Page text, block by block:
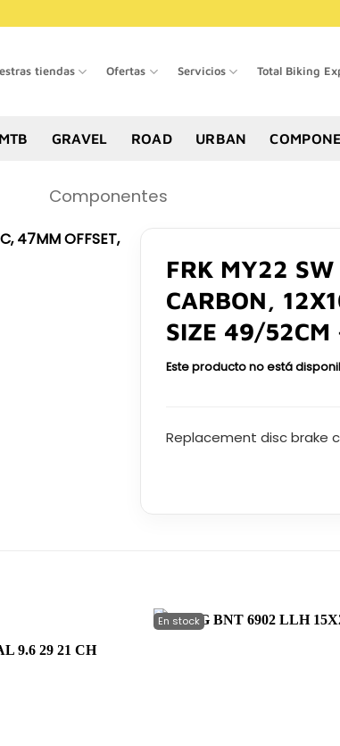
tiendas Ofertas Servicios Total Biking
MTB GRAVEL ROAD URBAN
Componentes
FRK MY22
CARBON,
SIZE 49/52CM
Este producto no está
Replacement disc brake